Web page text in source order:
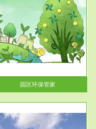
园区环保管家